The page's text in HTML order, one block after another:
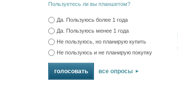
Пользуетесь ли вы планшетом?
Да. Пользуюсь более 1 года
Да. Пользуюсь менее 1 года
Не пользуюсь, но планирую купить
Не пользуюсь и не планирую покупку
все опросы